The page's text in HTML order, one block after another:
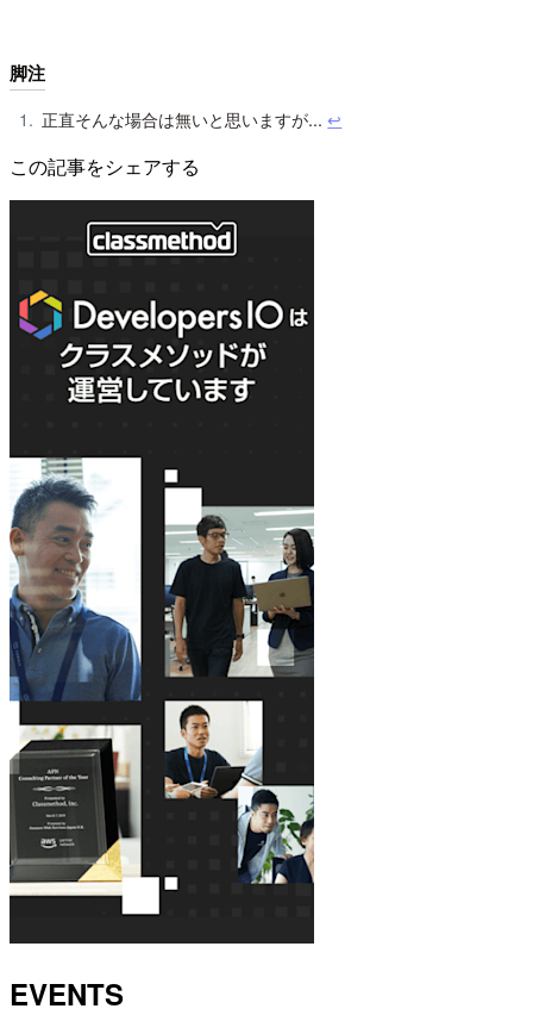
脚注
正直そんな場合は無いと思いますが...↩︎
この記事をシェアする
EVENTS